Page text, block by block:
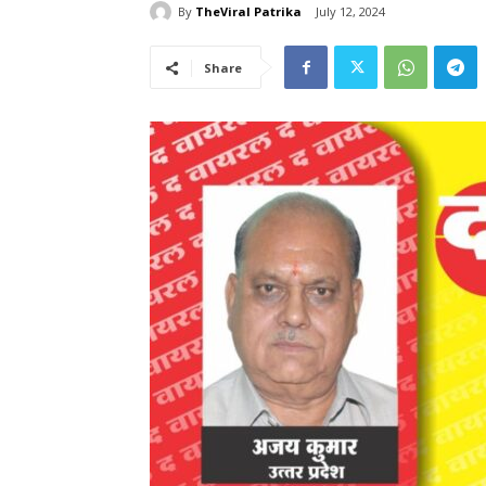
By TheViral Patrika July 12, 2024
Share